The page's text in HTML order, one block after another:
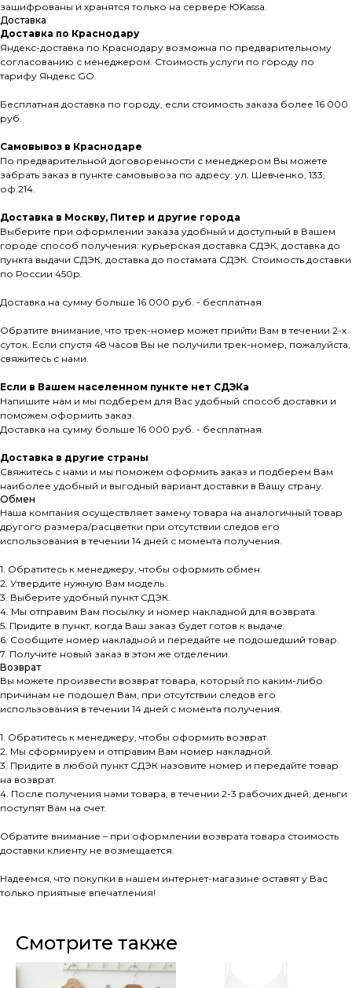
зашифрованы и хранятся только на сервере ЮKassа.
Доставка
Доставка по Краснодару
Яндекс-доставка по Краснодару возможна по предварительному
согласованию с менеджером. Стоимость услуги по городу по
тарифу Яндекс GO.
Бесплатная доставка по городу, если стоимость заказа более 16 000
руб.
Самовывоз в Краснодаре
По предварительной договоренности с менеджером Вы можете
забрать заказ в пункте самовывоза по адресу: ул. Шевченко, 133,
оф.214.
Доставка в Москву, Питер и другие города
Выберите при оформлении заказа удобный и доступный в Вашем
городе способ получения: курьерская доставка СДЭК, доставка до
пункта выдачи СДЭК, доставка до постамата СДЭК. Стоимость доставки
по России 450р.
Доставка на сумму больше 16 000 руб. - бесплатная.
Обратите внимание, что трек-номер может прийти Вам в течении 2-х
суток. Если спустя 48 часов Вы не получили трек-номер, пожалуйста,
свяжитесь с нами.
Если в Вашем населенном пункте нет СДЭКа
Напишите нам и мы подберем для Вас удобный способ доставки и
поможем оформить заказ.
Доставка на сумму больше 16 000 руб. - бесплатная.
Доставка в другие страны
Свяжитесь с нами и мы поможем оформить заказ и подберем Вам
наиболее удобный и выгодный вариант доставки в Вашу страну.
Обмен
Наша компания осуществляет замену товара на аналогичный товар
другого размера/расцветки при отсутствии следов его
использования в течении 14 дней с момента получения.
1. Обратитесь к менеджеру, чтобы оформить обмен.
2. Утвердите нужную Вам модель.
3. Выберите удобный пункт СДЭК.
4. Мы отправим Вам посылку и номер накладной для возврата.
5. Придите в пункт, когда Ваш заказ будет готов к выдаче.
6. Сообщите номер накладной и передайте не подошедший товар.
7. Получите новый заказ в этом же отделении.
Возврат
Вы можете произвести возврат товара, который по каким-либо
причинам не подошел Вам, при отсутствии следов его
использования в течении 14 дней с момента получения.
1. Обратитесь к менеджеру, чтобы оформить возврат.
2. Мы сформируем и отправим Вам номер накладной.
3. Придите в любой пункт СДЭК назовите номер и передайте товар
на возврат.
4. После получения нами товара, в течении 2-3 рабочих дней, деньги
поступят Вам на счет.
Обратите внимание – при оформлении возврата товара стоимость
доставки клиенту не возмещается.
Надеемся, что покупки в нашем интернет-магазине оставят у Вас
только приятные впечатления!
Смотрите также